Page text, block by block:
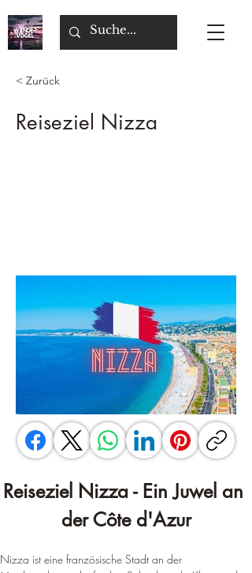
< Zurück
Reiseziel Nizza
Reiseziel Nizza - Ein Juwel an
der Côte d'Azur
Nizza ist eine französische Stadt an der